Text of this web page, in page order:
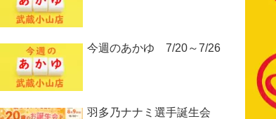
今週のあかゆ 7/20～7/26
羽多乃ナナミ選手誕生会